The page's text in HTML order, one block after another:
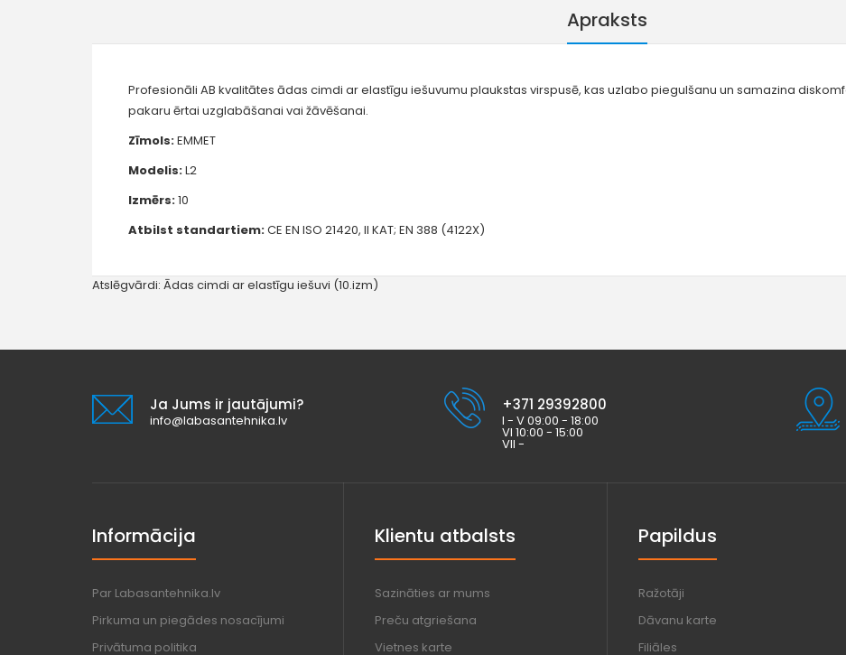
Apraksts
Profesionāli AB kvalitātes ādas cimdi ar elastīgu iešuvumu plaukstas virspusē, kas uzlabo piegulšanu un samazina
pakaru ērtai uzglabāšanai vai žāvēšanai.
Zīmols:EMMET
Modelis:L2
Izmērs:10
Atbilst standartiem:CE EN ISO 21420, II KAT; EN 388 (4122X)
Atslēgvārdi: Ādas cimdi ar elastīgu iešuvi (10.izm)
Ja Jums ir jautājumi?
info@labasantehnika.lv
+371 29392800
I - V 09:00 - 18:00
VI 10:00 - 15:00
VII -
Informācija
Par Labasantehnika.lv
Pirkuma un piegādes nosacījumi
Privātuma politika
Klientu atbalsts
Sazināties ar mums
Preču atgriešana
Vietnes karte
Papildus
Ražotāji
Dāvanu karte
Filiāles